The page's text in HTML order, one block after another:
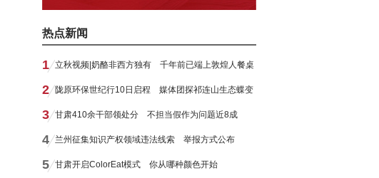
热点新闻
1 立秋视频|奶酪非西方独有 千年前已端上敦煌人餐桌
2 陇原环保世纪行10日启程 媒体团探祁连山生态蝶变
3 甘肃410余干部领处分 不担当假作为问题近8成
4 兰州征集知识产权领域违法线索 举报方式公布
5 甘肃开启ColorEat模式 你从哪种颜色开始